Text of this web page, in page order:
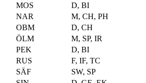
MOS
D, BI
NAR
M, CH, PH
OBM
D, CH
ÖLM
M, SP, IR
PEK
D, BI
RUS
F, IF, TC
SÄF
SW, SP